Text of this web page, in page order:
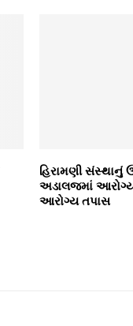
હિરામણી સંસ્થાનું
અડાલજમાં
આરોગ્ય તપાસ